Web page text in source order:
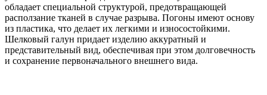
обладает специальной структурой, предотвращающей
расползание тканей в случае разрыва. Погоны имеют основу
из пластика, что делает их легкими и износостойкими.
Шелковый галун придает изделию аккуратный и
представительный вид, обеспечивая при этом долговечность
и сохранение первоначального внешнего вида.